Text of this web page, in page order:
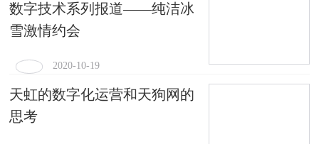
数字技术系列报道——纯洁冰
雪激情约会
2020-10-19
天虹的数字化运营和天狗网的
思考